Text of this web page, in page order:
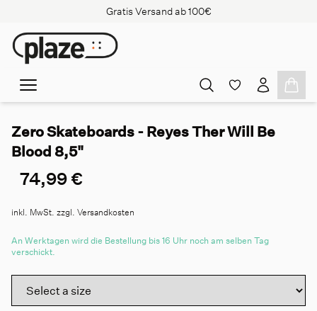
Gratis Versand ab 100€
Zero Skateboards - Reyes Ther Will Be
Blood 8,5"
74,99 €
inkl. MwSt. zzgl. Versandkosten
An Werktagen wird die Bestellung bis 16 Uhr noch am selben Tag
verschickt.